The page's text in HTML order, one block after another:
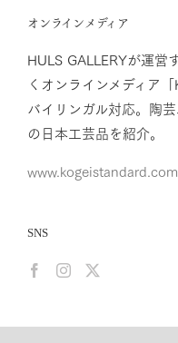
オンラインメディア
HULS GALLERYが運営
くオンラインメディア
バイリンガル対応。陶
の日本工芸品を紹介。
SNS